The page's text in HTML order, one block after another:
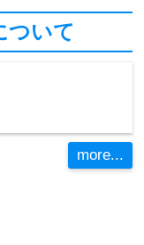
ついて
more...